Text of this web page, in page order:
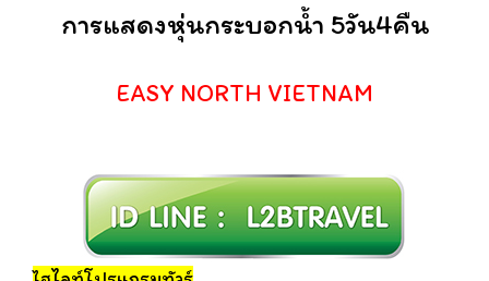
การแสดงหุ่นกระบอกน้ำ 5วัน4คืน
EASY NORTH VIETNAM